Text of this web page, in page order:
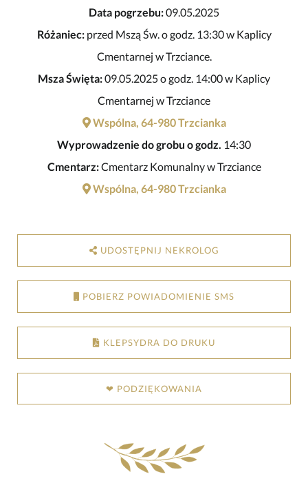
Data pogrzebu:09.05.2025
Różaniec:przed Mszą Św. o godz. 13:30 w Kaplicy
Cmentarnej w Trzciance.
Msza Święta:09.05.2025 o godz. 14:00 w Kaplicy
Cmentarnej w Trzciance
Wspólna, 64-980 Trzcianka
Wyprowadzenie do grobu o godz. 14:30
Cmentarz:Cmentarz Komunalny w Trzciance
Wspólna, 64-980 Trzcianka
UDOSTĘPNIJ NEKROLOG
POBIERZ POWIADOMIENIE SMS
KLEPSYDRA DO DRUKU
❤ PODZIĘKOWANIA